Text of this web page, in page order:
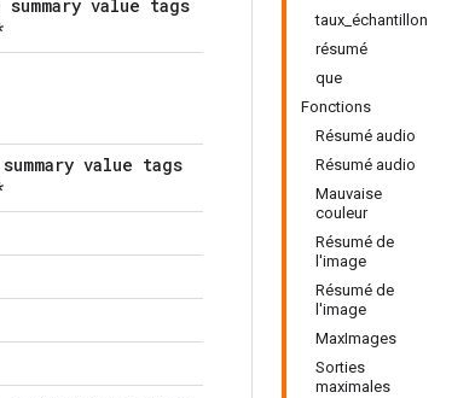
taux_échantillon
résumé
que
Fonctions
Résumé audio
Résumé audio
Mauvaise
couleur
Résumé de
l'image
Résumé de
l'image
MaxImages
Sorties
maximales
value tags
value tags